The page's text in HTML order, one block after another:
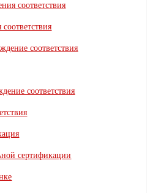
соответствия
соответствия
соответствия
сертификации